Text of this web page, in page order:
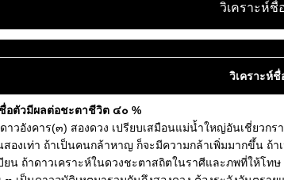
วิเคราะห์ชื่
วิเคราะห์
อตัวมีผลต่อชะตาชีวิต ๔๐ %
าวอังคาร(๓) สองดวง เปรียบเสมือนแม่น้ำใหญ่อันเชี่ยว
งเท่า ถ้าเป็นคนกล้าหาญ ก็จะมีความกล้าเพิ่มมากขึ้น ถ้
น ถ้าดาวเคราะห์ในดวงชะตาสถิตในราศีและภพที่ให้โท